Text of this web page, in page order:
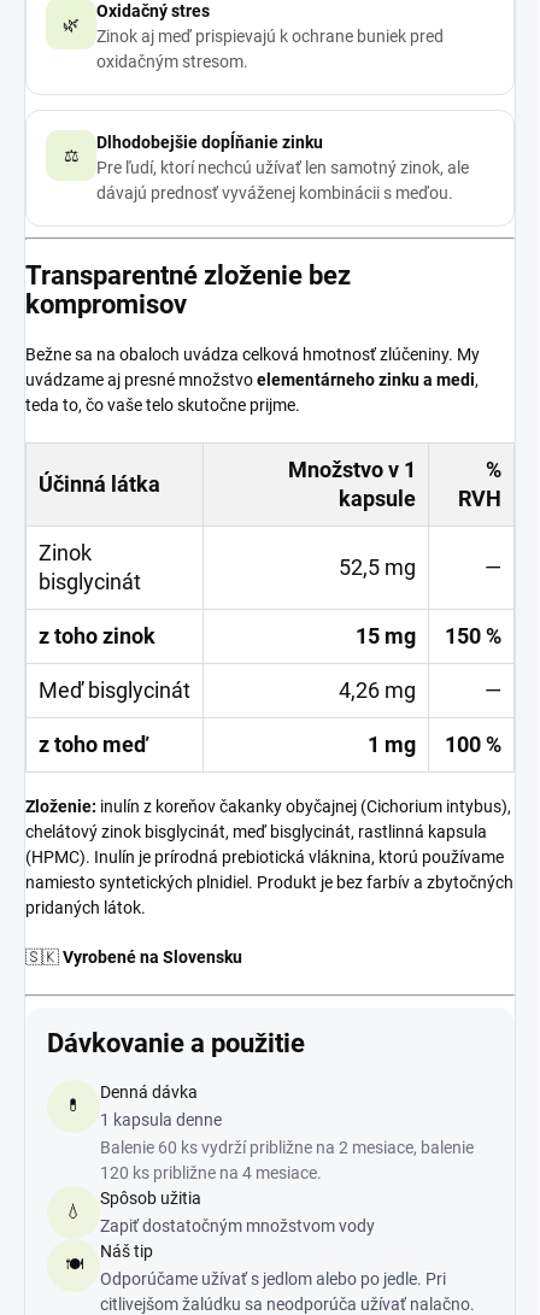
🌿
Oxidačný stres
Zinok aj meď prispievajú k ochrane buniek pred
oxidačným stresom.
⚖️
Dlhodobejšie dopĺňanie zinku
Pre ľudí, ktorí nechcú užívať len samotný zinok, ale
dávajú prednosť vyváženej kombinácii s meďou.
Transparentné zloženie bez
kompromisov
Bežne sa na obaloch uvádza celková hmotnosť zlúčeniny. My
uvádzame aj presné množstvoelementárneho zinku a medi,
teda to, čo vaše telo skutočne prijme.
Účinná látka
Množstvo v 1
kapsule
%
RVH
Zinok
bisglycinát
52,5 mg —
z toho zinok 15 mg 150 %
Meď bisglycinát 4,26 mg —
z toho meď 1 mg 100 %
Zloženie: inulín z koreňov čakanky obyčajnej (Cichorium intybus),
chelátový zinok bisglycinát, meď bisglycinát, rastlinná kapsula
(HPMC). Inulín je prírodná prebiotická vláknina, ktorú používame
namiesto syntetických plnidiel. Produkt je bez farbív a zbytočných
pridaných látok.
🇸🇰Vyrobené na Slovensku
Dávkovanie a použitie
💊
Denná dávka
1 kapsula denne
Balenie 60 ks vydrží približne na 2 mesiace, balenie
120 ks približne na 4 mesiace.
💧
Spôsob užitia
Zapiť dostatočným množstvom vody
🍽️
Náš tip
Odporúčame užívať s jedlom alebo po jedle. Pri
citlivejšom žalúdku sa neodporúča užívať nalačno.